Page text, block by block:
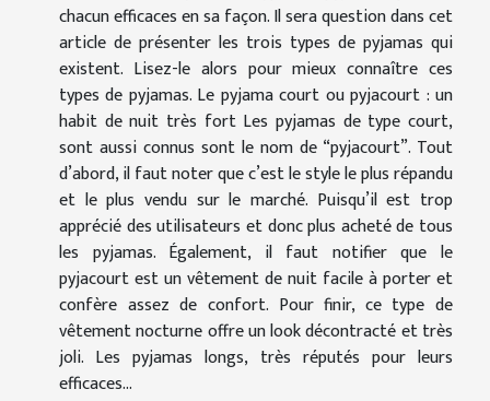
chacun efficaces en sa façon. Il sera question dans cet
article de présenter les trois types de pyjamas qui
existent. Lisez-le alors pour mieux connaître ces
types de pyjamas. Le pyjama court ou pyjacourt : un
habit de nuit très fort Les pyjamas de type court,
sont aussi connus sont le nom de “pyjacourt”. Tout
d’abord, il faut noter que c’est le style le plus répandu
et le plus vendu sur le marché. Puisqu’il est trop
apprécié des utilisateurs et donc plus acheté de tous
les pyjamas. Également, il faut notifier que le
pyjacourt est un vêtement de nuit facile à porter et
confère assez de confort. Pour finir, ce type de
vêtement nocturne offre un look décontracté et très
joli. Les pyjamas longs, très réputés pour leurs
efficaces...